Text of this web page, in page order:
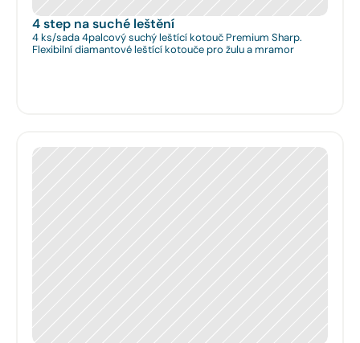
4 step na suché leštění
4 ks/sada 4palcový suchý leštící kotouč Premium Sharp.
Flexibilní diamantové leštící kotouče pro žulu a mramor